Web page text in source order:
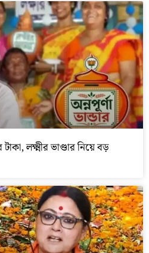
লক্ষ্মীর ভাণ্ডার নিয়ে বড়